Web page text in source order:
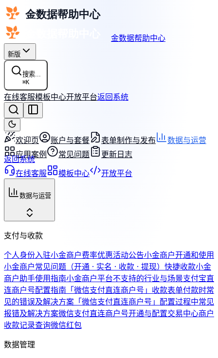
金数据帮助中心
新版
搜索...
⌘K
在线客服模板中心开放平台返回系统
欢迎页 账户与套餐 表单制作与发布
数据与运营
应用案例
常见问题 更新日志
返回系统
在线客服
模板中心 开放平台
数据与运营
支付与收款
个人身份入驻小金商户费率优惠活动公告小金商户开通和使用
小金商户常见问题（开通 · 实名 · 收款 · 提现） 快捷收款小金
商户助手使用指南小金商户平台不支持的行业与场景支付宝直
连商户号配置指南 「微信支付直连商户号」收款表单付款时常
见的错误及解决方案 「微信支付直连商户号」配置过程中常见
报错及解决方案微信支付直连商户号开通与配置交易中心商户
收款记录查询微信红包
数据管理